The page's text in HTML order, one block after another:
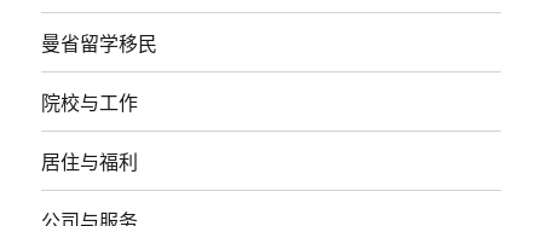
曼省留学移民
院校与工作
居住与福利
公司与服务